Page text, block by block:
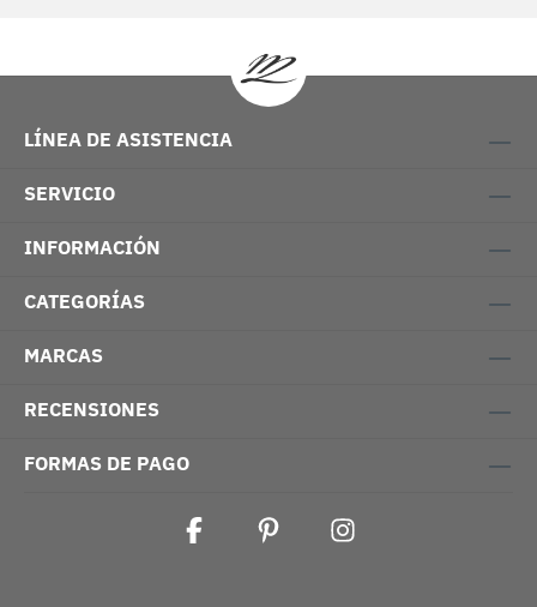
LÍNEA DE ASISTENCIA
SERVICIO
INFORMACIÓN
CATEGORÍAS
MARCAS
RECENSIONES
FORMAS DE PAGO